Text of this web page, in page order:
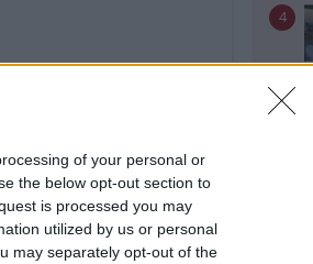
of your personal or
the below opt-out section to
is processed you may
utilized by us or personal
may separately opt-out of the
4